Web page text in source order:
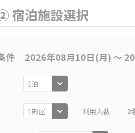
宿泊施設選択
件 2026年08月10日(月) 〜
利用人数 2